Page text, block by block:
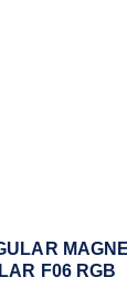
F06 RGB